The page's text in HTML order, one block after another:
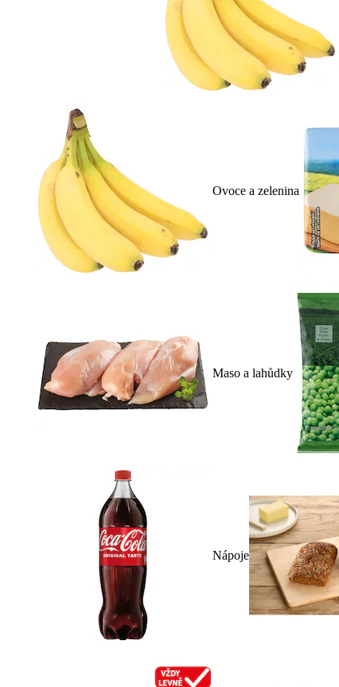
Ovoce a zelenina
Maso a lahůdky
Nápoje